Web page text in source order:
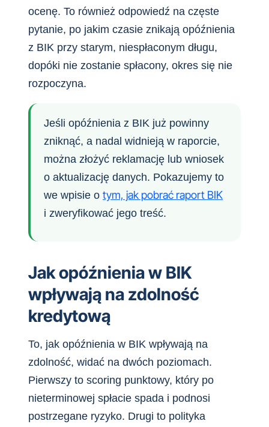
ocenę. To również odpowiedź na częste
pytanie, po jakim czasie znikają opóźnienia
z BIK przy starym, niespłaconym długu,
dopóki nie zostanie spłacony, okres się nie
rozpoczyna.
Jeśli opóźnienia z BIK już powinny
zniknąć, a nadal widnieją w raporcie,
można złożyć reklamację lub wniosek
o aktualizację danych. Pokazujemy to
we wpisie o tym, jak pobrać raport BIK
i zweryfikować jego treść.
Jak opóźnienia w BIK
wpływają na zdolność
kredytową
To, jak opóźnienia w BIK wpływają na
zdolność, widać na dwóch poziomach.
Pierwszy to scoring punktowy, który po
nieterminowej spłacie spada i podnosi
postrzegane ryzyko. Drugi to polityka